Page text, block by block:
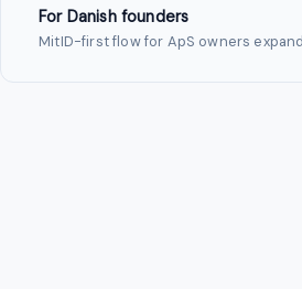
For Danish founders
MitID-first flow for ApS owners